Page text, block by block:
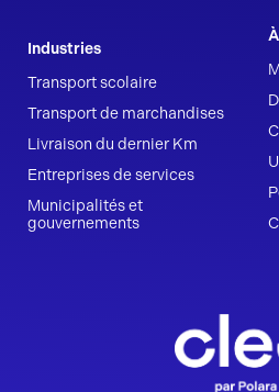
Industries
Transport scolaire
Transport de marchandises
Livraison du dernier Km
Entreprises de services
Municipalités et
gouvernements